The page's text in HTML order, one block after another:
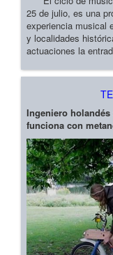
25 de julio, es una
experiencia musical
y localidades
actuaciones la
Ingeniero
funciona con